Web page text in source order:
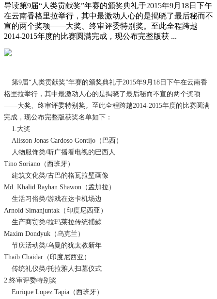
导读第9届“人类贡献奖”年赛的颁奖典礼于2015年9月18日下午
在云南香格里拉举行，其中最激动人心的是揭晓了最后秘而不
宣的两个奖项——大奖、终审评委特别奖。至此全程跨越
2014-2015年度的比赛圆满完成，现公布完整版获 ...
第9届“人类贡献奖”年赛的颁奖典礼于2015年9月18日下午在云南香
格里拉举行，其中最激动人心的是揭晓了最后秘而不宣的两个奖项
——大奖、终审评委特别奖。至此全程跨越2014-2015年度的比赛圆满
完成，现公布完整版获奖名单如下：
1.大奖
Alisson Jonas Cardoso Gontijo（巴西）
人物服饰类/听广播看电视的巴西人
Tino Soriano（西班牙）
建筑文化类/古巴的格瓦拉壁画像
Md. Khalid Rayhan Shawon（孟加拉）
生活习俗类/游戏在达卡机场边
Arnold Simanjuntak（印度尼西亚）
生产商贸类/拉玛莱拉传统捕鲸
Maxim Dondyuk（乌克兰）
节庆活动类/乌曼的犹太教新年
Thaib Chaidar（印度尼西亚）
传统礼仪类/托拉雅人扫墓仪式
2.终审评委特别奖
Enrique Lopez Tapia（西班牙）